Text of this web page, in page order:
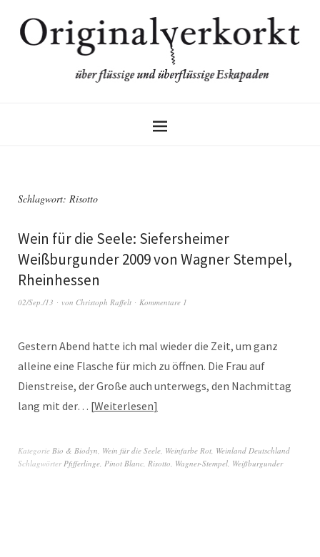
Schlagwort: Risotto
Wein für die Seele: Siefersheimer
Weißburgunder 2009 von Wagner Stempel,
Rheinhessen
02/Sep./13 von Christoph Raffelt Kommentare 1
Gestern Abend hatte ich mal wieder die Zeit, um ganz
alleine eine Flasche für mich zu öffnen. Die Frau auf
Dienstreise, der Große auch unterwegs, den Nachmittag
lang mit der… Weiterlesen
Kategorie Bio & Biodyn Wein für die Seele Weinfarbe Rot Weinland Deutschland
Schlagwörter Pfifferlinge Pinot Blanc Risotto Wagner-Stempel Weißburgunder